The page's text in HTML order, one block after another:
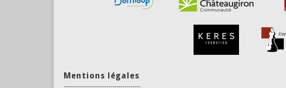
Mentions légales
--------------------------------------